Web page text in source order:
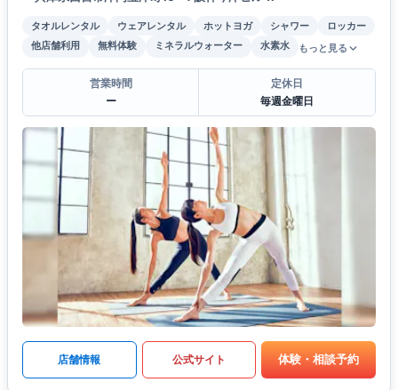
タオルレンタル ウェアレンタル ホットヨガ シャワー
ロッカー
他店舗利用
無料体験 ミネラルウォーター 水素水 もっと見る
営業時間
ー
定休日
毎週金曜日
店舗情報 公式サイト 体験・相談予約